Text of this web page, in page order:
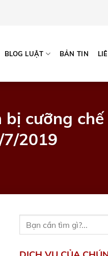
BLOG LUẬT BẢN TIN
cưỡng chế
2019